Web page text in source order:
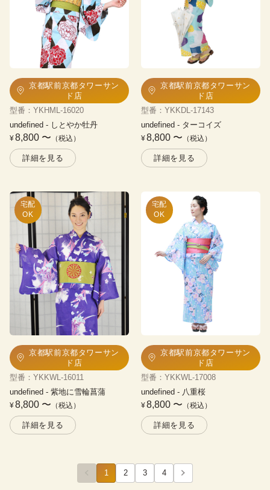
京都駅前京都タワーサン
ド店
型番 ： YKHML-16020
undefined - しとやか牡丹
¥8,800 〜 （税込）
詳細を見る
京都駅前京都タワーサン
ド店
型番 ： YKKDL-17143
undefined - ターコイズ
¥8,800 〜 （税込）
詳細を見る
宅配
OK
京都駅前京都タワーサン
ド店
型番 ： YKKWL-16011
undefined - 紫地に雪輪菖蒲
¥8,800 〜 （税込）
詳細を見る
宅配
OK
京都駅前京都タワーサン
ド店
型番 ： YKKWL-17008
undefined - 八重桜
¥8,800 〜 （税込）
詳細を見る
1 2 3 4